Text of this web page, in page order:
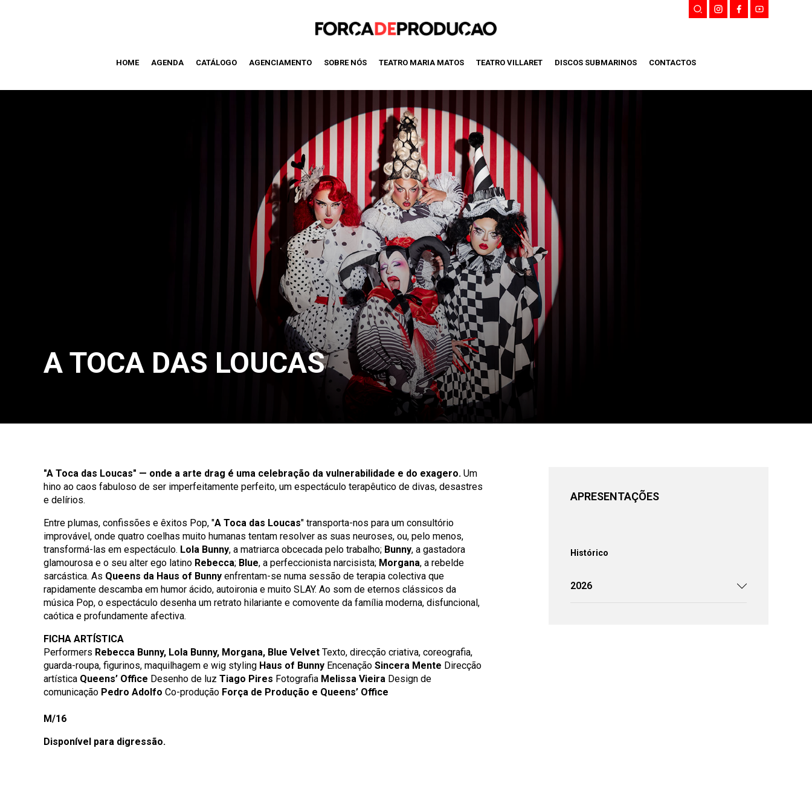
HOME AGENDA CATÁLOGO AGENCIAMENTO SOBRE NÓS TEATRO MARIA MATOS TEATRO VILLARET DISCOS SUBMARINOS CONTACTOS
A TOCA DAS LOUCAS
"A Toca das Loucas" — onde a arte drag é uma celebração da vulnerabilidade e do exagero. Um
hino ao caos fabuloso de ser imperfeitamente perfeito, um espectáculo terapêutico de divas, desastres
e delírios.
Entre plumas, confissões e êxitos Pop, "A Toca das Loucas" transporta-nos para um consultório
improvável, onde quatro coelhas muito humanas tentam resolver as suas neuroses, ou, pelo menos,
transformá-las em espectáculo. Lola Bunny, a matriarca obcecada pelo trabalho; Bunny, a gastadora
glamourosa e o seu alter ego latino Rebecca; Blue, a perfeccionista narcisista; Morgana, a rebelde
sarcástica. As Queens da Haus of Bunny enfrentam-se numa sessão de terapia colectiva que
rapidamente descamba em humor ácido, autoironia e muito SLAY. Ao som de eternos clássicos da
música Pop, o espectáculo desenha um retrato hilariante e comovente da família moderna, disfuncional,
caótica e profundamente afectiva.
FICHA ARTÍSTICA
Performers Rebecca Bunny, Lola Bunny, Morgana, Blue Velvet Texto, direcção criativa, coreografia,
guarda-roupa, figurinos, maquilhagem e wig styling Haus of Bunny Encenação Sincera Mente Direcção
artística Queens’ Office Desenho de luz Tiago Pires Fotografia Melissa Vieira Design de
comunicação Pedro Adolfo Co-produção Força de Produção e Queens’ Office
M/16
Disponível para digressão.
APRESENTAÇÕES
Histórico
2026